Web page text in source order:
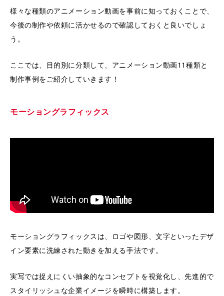
様々な種類のアニメーション動画を事前に知っておくことで、
今後の制作や依頼に活かせるので確認しておくと良いでしょ
う。
ここでは、目的別に分類して、アニメーション動画11種類と
制作事例をご紹介していきます！
モーショングラフィックス
モーショングラフィックスは、ロゴや図形、文字といったデザ
イン要素に洗練された動きを加える手法です。
実写では捉えにくい抽象的なコンセプトを視覚化し、先進的で
スタイリッシュな企業イメージを瞬時に構築します。